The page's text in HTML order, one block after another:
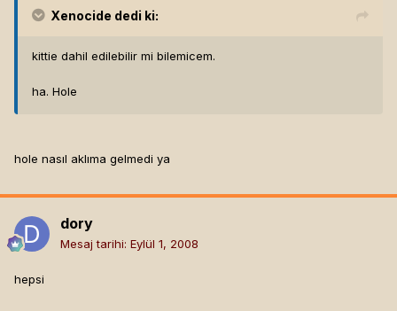
Xenocide dedi ki:
kittie dahil edilebilir mi bilemicem.
ha. Hole
hole nasıl aklıma gelmedi ya
dory
Mesaj tarihi: Eylül 1, 2008
hepsi